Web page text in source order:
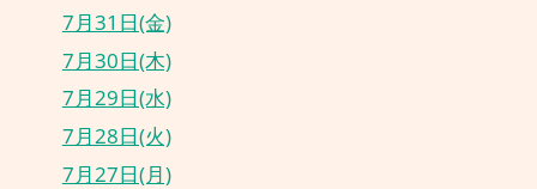
7月31日(金)
7月30日(木)
7月29日(水)
7月28日(火)
7月27日(月)